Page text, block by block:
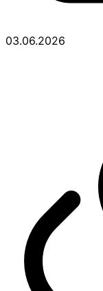
03.06.2026